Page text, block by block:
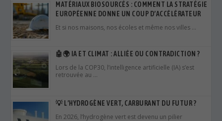
MATÉRIAUX BIOSOURCÉS : COMMENT LA STRATÉGIE
EUROPÉENNE DONNE UN COUP D’ACCÉLÉRATEUR
Et si nos maisons, nos écoles et même nos villes …
🤖🌍 IA ET CLIMAT : ALLIÉE OU CONTRADICTION ?
Lors de la COP30, l’intelligence artificielle (IA) s’est
retrouvée au …
💡 L’HYDROGÈNE VERT, CARBURANT DU FUTUR ?
En 2026, l’hydrogène vert est devenu un pilier